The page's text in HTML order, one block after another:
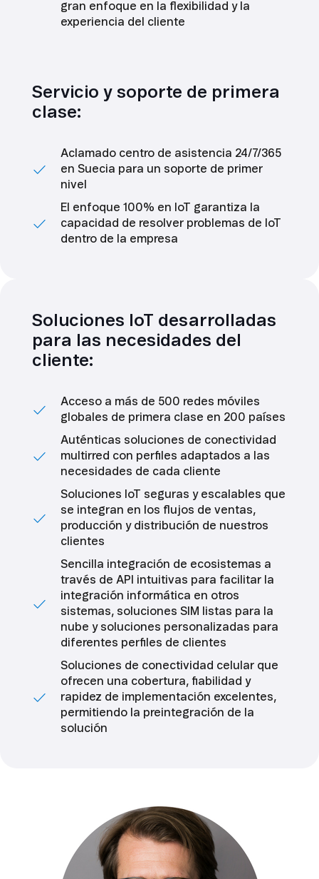
gran enfoque en la flexibilidad y la
experiencia del cliente
Servicio y soporte de primera
clase:
Aclamado centro de asistencia 24/7/365
en Suecia para un soporte de primer
nivel
El enfoque 100% en IoT garantiza la
capacidad de resolver problemas de IoT
dentro de la empresa
Soluciones IoT desarrolladas
para las necesidades del
cliente:
Acceso a más de 500 redes móviles
globales de primera clase en 200 países
Auténticas soluciones de conectividad
multirred con perfiles adaptados a las
necesidades de cada cliente
Soluciones IoT seguras y escalables que
se integran en los flujos de ventas,
producción y distribución de nuestros
clientes
Sencilla integración de ecosistemas a
través de API intuitivas para facilitar la
integración informática en otros
sistemas, soluciones SIM listas para la
nube y soluciones personalizadas para
diferentes perfiles de clientes
Soluciones de conectividad celular que
ofrecen una cobertura, fiabilidad y
rapidez de implementación excelentes,
permitiendo la preintegración de la
solución